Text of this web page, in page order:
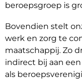
beroepsgroep is
Bovendien stelt
werk en zorg te
maatschappij. Zo
indirect bij aan
als